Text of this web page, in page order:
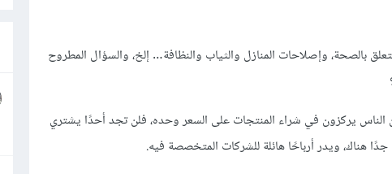
بالصحة، وإصلاحات المنازل والثياب والنظافة… إلخ، والسؤال المطروح
الناس يركزون في شراء المنتجات على السعر وحده، فلن تجد أحدًا يشتري
هناك، ويدر أرباحًا هائلة للشركات المتخصصة فيه.